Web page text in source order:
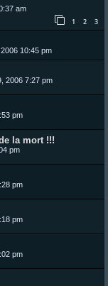
am
1 2 3
10:45 pm
2006 7:27 pm
pm
la mort !!!
pm
pm
pm
pm